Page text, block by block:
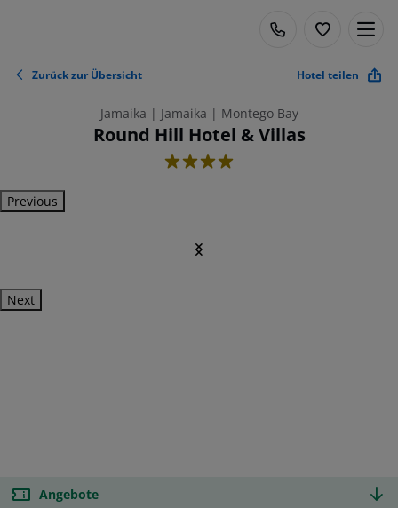
Zurück zur Übersicht Hotel teilen
Jamaika | Jamaika | Montego Bay
Round Hill Hotel & Villas
4
Previous
Next
Angebote